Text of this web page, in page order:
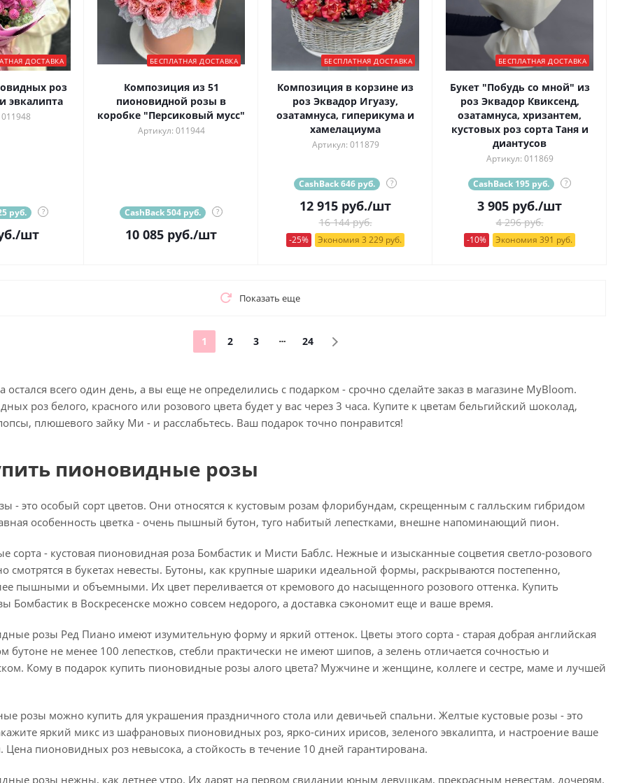
ДОСТАВКА
роз
эвкалипта
руб. ?
/шт
БЕСПЛАТНАЯ ДОСТАВКА
Композиция из 51
пионовидной розы в
коробке "Персиковый мусс"
Артикул: 011944
CashBack 504 руб. ?
10 085 руб./шт
БЕСПЛАТНАЯ ДОСТАВКА
Композиция в корзине из
роз Эквадор Игуазу,
озатамнуса, гиперикума и
хамелациума
Артикул: 011879
CashBack 646 руб. ?
12 915 руб./шт
16 144 руб.
-25% Экономия 3 229 руб.
БЕСПЛАТНАЯ ДОСТАВКА
Букет "Побудь со мной" из
роз Эквадор Квиксенд,
озатамнуса, хризантем,
кустовых роз сорта Таня и
диантусов
Артикул: 011869
CashBack 195 руб. ?
3 905 руб./шт
4 296 руб.
-10% Экономия 391 руб.
Показать еще
1 2 3 24
остался всего один день, а вы еще не определились с подарком - срочно сделайте заказ в магазине MyBloom.
роз белого, красного или розового цвета будет у вас через 3 часа. Купите к цветам бельгийский шоколад,
плюшевого зайку Ми - и расслабьтесь. Ваш подарок точно понравится!
пионовидные розы
- это особый сорт цветов. Они относятся к кустовым розам флорибундам, скрещенным с галльским гибридом
особенность цветка - очень пышный бутон, туго набитый лепестками, внешне напоминающий пион.
сорта - кустовая пионовидная роза Бомбастик и Мисти Баблс. Нежные и изысканные соцветия светло-розового
смотрятся в букетах невесты. Бутоны, как крупные шарики идеальной формы, раскрываются постепенно,
пышными и объемными. Их цвет переливается от кремового до насыщенного розового оттенка. Купить
Бомбастик в Воскресенске можно совсем недорого, а доставка сэкономит еще и ваше время.
розы Ред Пиано имеют изумительную форму и яркий оттенок. Цветы этого сорта - старая добрая английская
бутоне не менее 100 лепестков, стебли практически не имеют шипов, а зелень отличается сочностью и
Кому в подарок купить пионовидные розы алого цвета? Мужчине и женщине, коллеге и сестре, маме и лучшей
розы можно купить для украшения праздничного стола или девичьей спальни. Желтые кустовые розы - это
яркий микс из шафрановых пионовидных роз, ярко-синих ирисов, зеленого эвкалипта, и настроение ваше
Цена пионовидных роз невысока, а стойкость в течение 10 дней гарантирована.
розы нежны, как летнее утро. Их дарят на первом свидании юным девушкам, прекрасным невестам, дочерям.